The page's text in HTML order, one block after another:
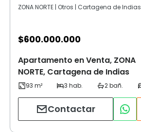
ZONA NORTE | Otros | Cartagena de Indias
$600.000.000
Apartamento en Venta, ZONA
NORTE, Cartagena de Indias
Contactar